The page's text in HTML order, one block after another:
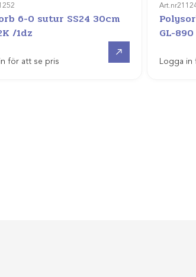
6-0 sutur SS24 30cm
/1dz
för att se pris
Art.nr
GL-
Logga in